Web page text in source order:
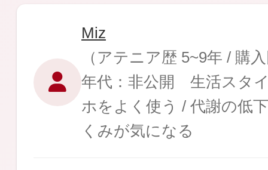
健康食品／サプ
Miz
（アテニア歴 5~9年 / 購
年代：非公開 生活スタ
ホをよく使う / 代謝の低
くみが気になる